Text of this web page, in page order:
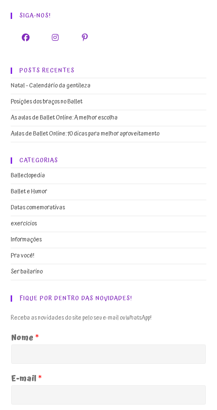
SIGA-NOS!
POSTS RECENTES
Natal – Calendário da gentileza
Posições dos braços no Ballet
As aulas de Ballet Online: A melhor escolha
Aulas de Ballet Online: 10 dicas para melhor aproveitamento
CATEGORIAS
Balleclopedia
Ballet e Humor
Datas comemorativas
exercícios
Informações
Pra você!
Ser bailarino
FIQUE POR DENTRO DAS NOVIDADES!
Receba as novidades do site pelo seu e-mail ou WhatsApp!
Nome*
E-mail*